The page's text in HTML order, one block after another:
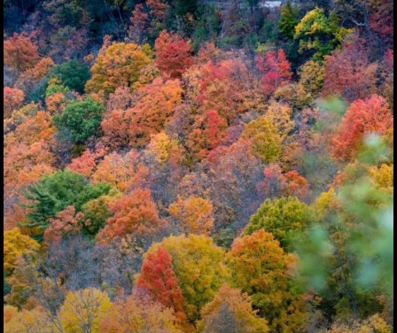
トップページ
ハイパー縁側とは
ハイパー縁側@中津
ハイパー縁側@天満
ハイパー縁側@淀屋
ハイパー縁側@中山
ハイパー縁側@私市
ハイパー縁側@三輪